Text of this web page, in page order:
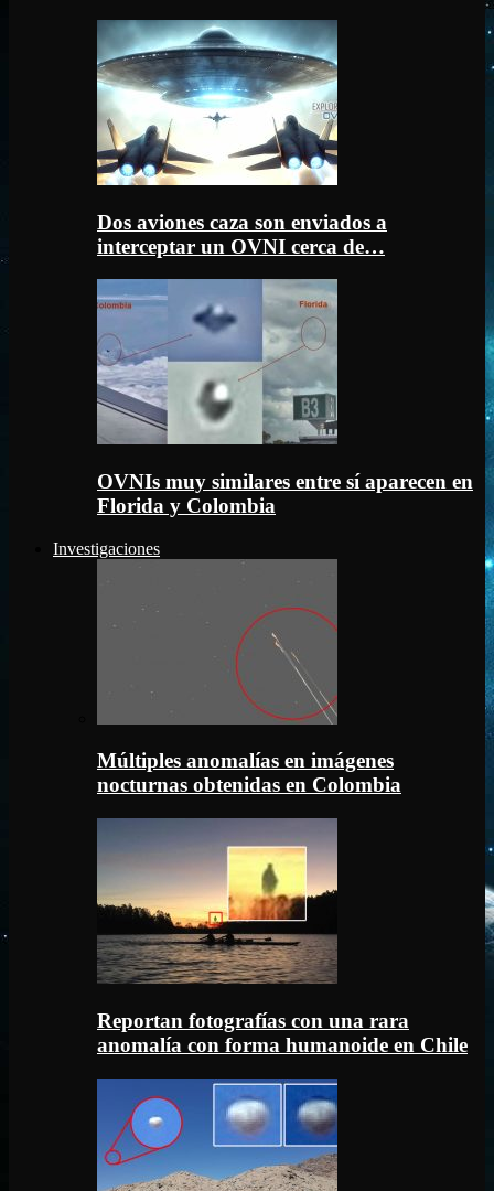
Dos aviones caza son enviados a
interceptar un OVNI cerca de…
OVNIs muy similares entre sí aparecen en
Florida y Colombia
Investigaciones
Múltiples anomalías en imágenes
nocturnas obtenidas en Colombia
Reportan fotografías con una rara
anomalía con forma humanoide en Chile